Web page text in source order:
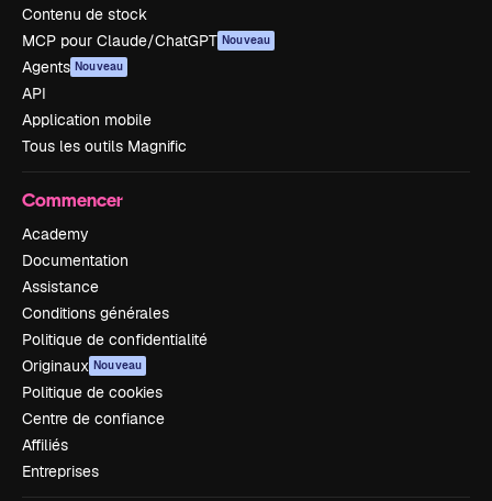
Contenu de stock
MCP pour Claude/ChatGPT Nouveau
Agents Nouveau
API
Application mobile
Tous les outils Magnific
Commencer
Academy
Documentation
Assistance
Conditions générales
Politique de confidentialité
Originaux Nouveau
Politique de cookies
Centre de confiance
Affiliés
Entreprises